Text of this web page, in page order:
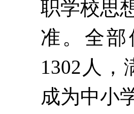
职学校思
准。 全部
1302人
成为中小